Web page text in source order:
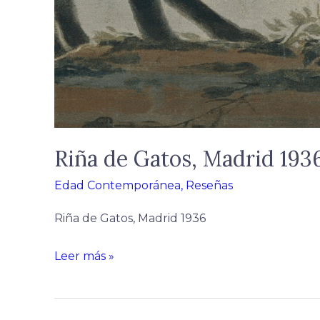
Riña de Gatos, Madrid
Edad Contemporánea, Reseñas
Riña de Gatos, Madrid 1936
Leer más »